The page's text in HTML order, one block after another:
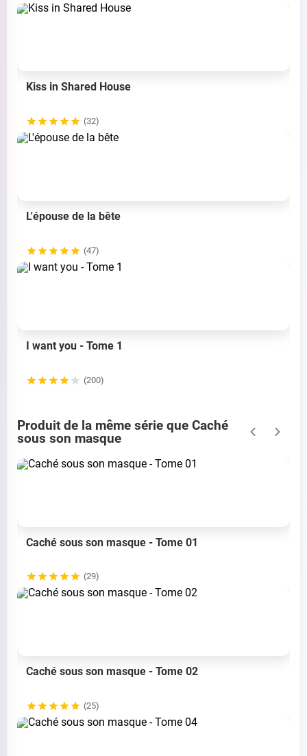
Kiss in Shared House
(32)
L'épouse de la bête
(47)
I want you - Tome 1
(200)
Produit de la même série que Caché
sous son masque
Caché sous son masque - Tome 01
(29)
Caché sous son masque - Tome 02
(25)